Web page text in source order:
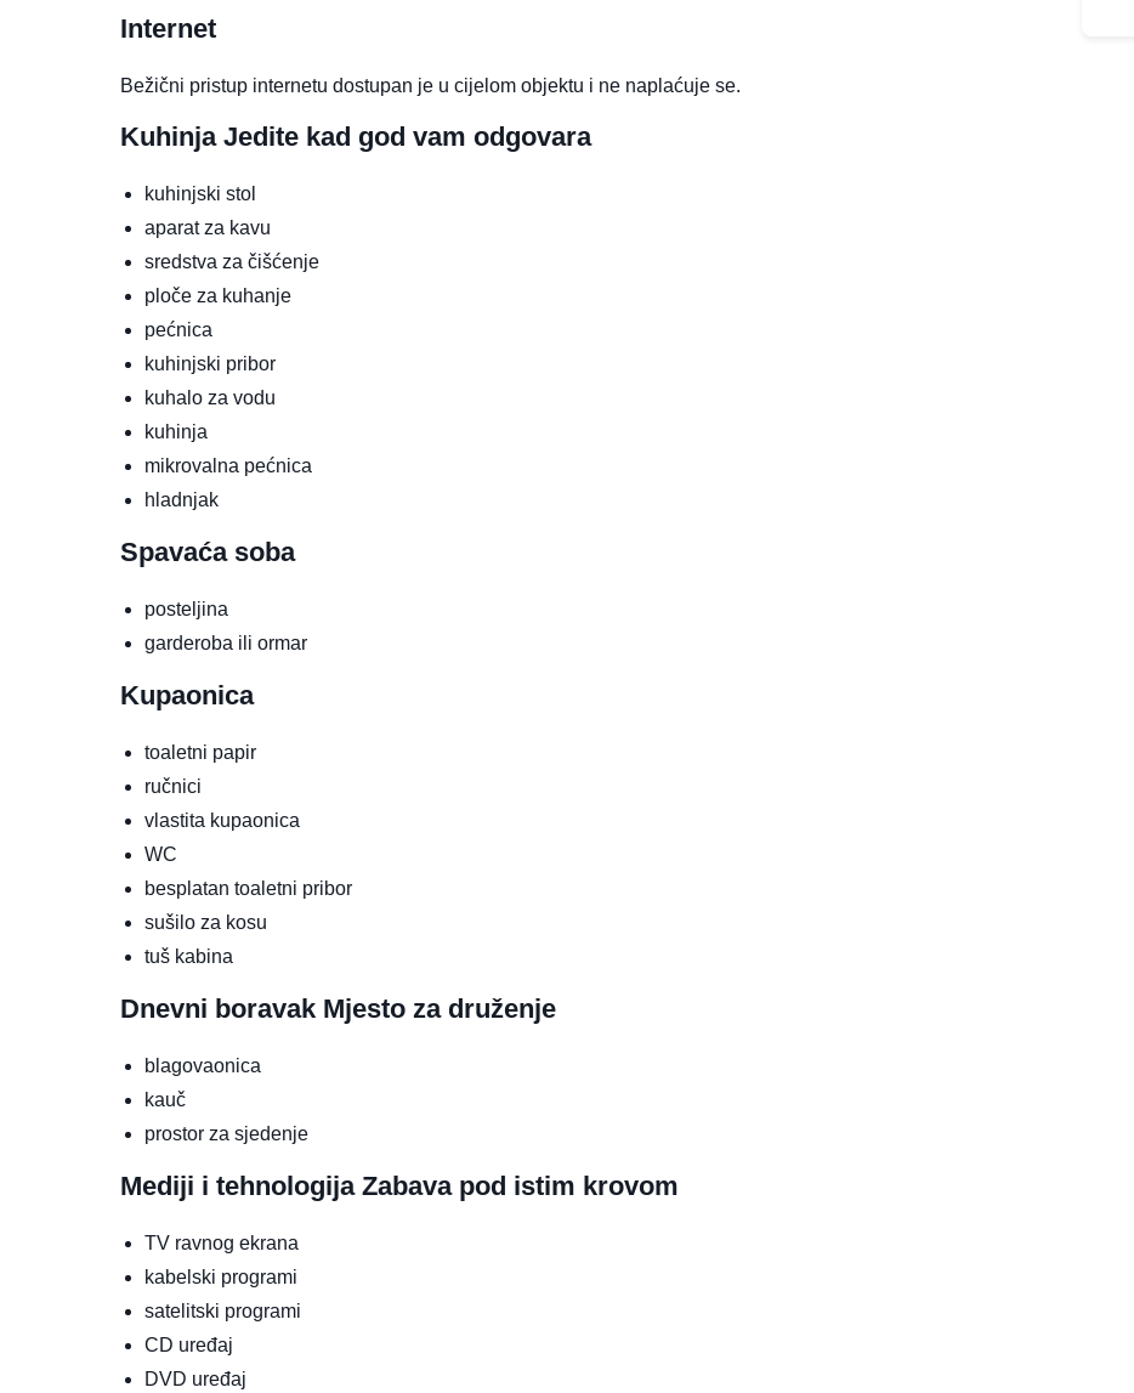
Internet
Bežični pristup internetu dostupan je u cijelom objektu i ne naplaćuje se.
Kuhinja Jedite kad god vam odgovara
kuhinjski stol
aparat za kavu
sredstva za čišćenje
ploče za kuhanje
pećnica
kuhinjski pribor
kuhalo za vodu
kuhinja
mikrovalna pećnica
hladnjak
Spavaća soba
posteljina
garderoba ili ormar
Kupaonica
toaletni papir
ručnici
vlastita kupaonica
WC
besplatan toaletni pribor
sušilo za kosu
tuš kabina
Dnevni boravak Mjesto za druženje
blagovaonica
kauč
prostor za sjedenje
Mediji i tehnologija Zabava pod istim krovom
TV ravnog ekrana
kabelski programi
satelitski programi
CD uređaj
DVD uređaj